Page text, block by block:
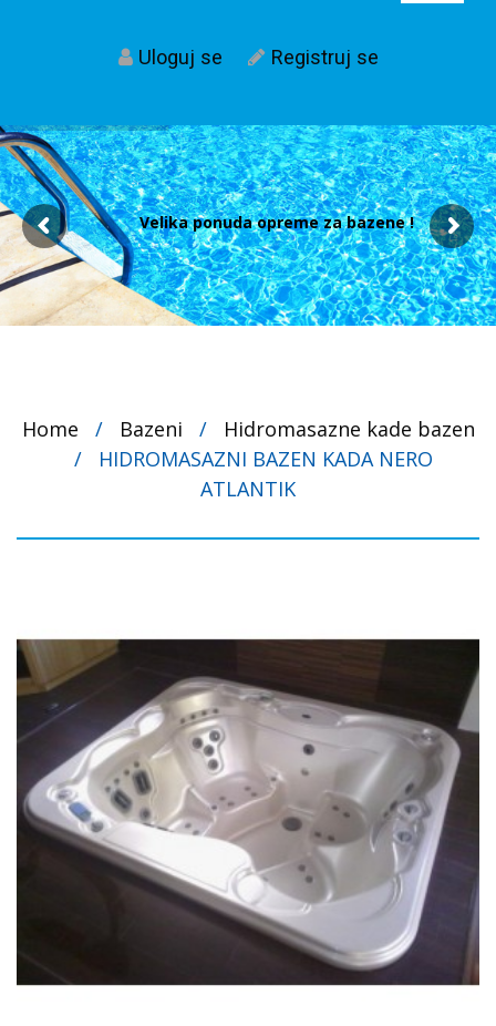
Uloguj se Registruj se
Velika ponuda opreme za bazene !
Home / Bazeni /
Hidromasazne kade bazen
/
HIDROMASAZNI BAZEN KADA NERO
ATLANTIK